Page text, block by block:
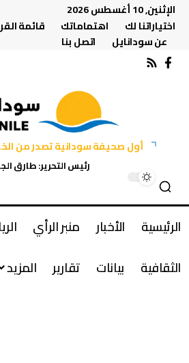
الإثنين, 10 أغسطس 2026
اختياراتنا لك
اهتماماتك قائمة
عن سودانايل
اتصل بنا
أول صحيفة سودانية تصدر من
رئيس التحرير: طارق
الرئيسية الأخبار منبر الرأي
الثقافية
بيانات تقارير المزيد